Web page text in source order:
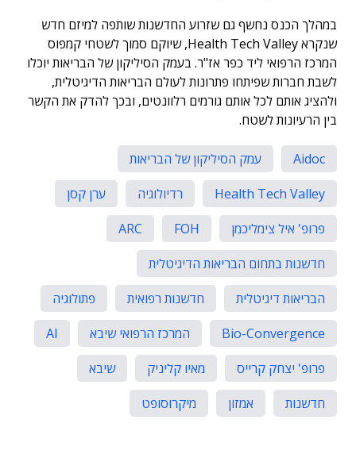
במהלך הכנס נחשף גם שזרוע החדשנות שותפה למיזם חדש
שנקרא Health Tech Valley, שיוקם סמוך לשטחי קמפוס
המרכז הרפואי ליד כפר אז"ר. בעמק הסיליקון של הבריאות יוכלו
לשבת חברות שפיתחו פתרונות לעולם הבריאות הדיגיטלית,
ולהציג אותם לכל אותם גורמים רלוונטים, ובכך להדק את הקשר
בין הרעיונות לשטח.
Aidoc
עמק הסיליקון של הבריאות
Health Tech Valley
רדיולוגיה
ערן קסן
פרופ' איל צימליכמן
FOH
ARC
חדשנות בתחום הבריאות הדיגיטלית
הבריאות דיגיטלית
חדשנות רפואית
פתולוגיה
Bio-Convergence
המרכז הרפואי שיבא
AI
פרופ' יצחק קרייס
מאיו קליניק
שיבא
חדשנות
אמזון מיקרוסופט